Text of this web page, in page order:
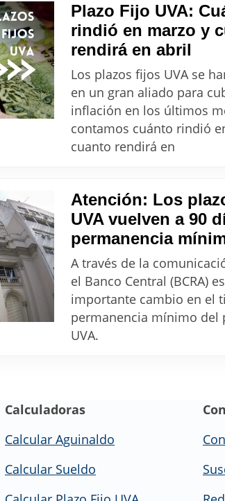
Plazo Fijo UVA:
rindió en marzo y
rendirá en abril
Fijo
en
Los plazos fijos UVA se
en un gran aliado para
inflación en los últimos
contamos cuánto rindió
cuanto rendirá en
Atención: Los
UVA vuelven a 90
permanencia
A través de la
el Banco Central (BCRA)
importante cambio en el
permanencia mínimo del
UVA.
Calculadoras
Calcular Aguinaldo
Calcular Sueldo